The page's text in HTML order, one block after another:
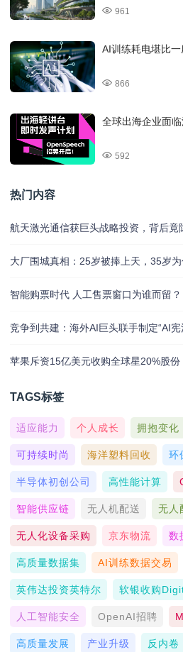
961
AI训练耗电堪比
866
全球出海企业面
592
热门内容
航天激光通信获巨头战略投资，背后竟
大厂围城真相：25岁被捧上天，35岁
智能购票时代 人工售票窗口为谁而留？
竞争到共建：海外AI巨头联手制定“AI宪
苹果斥资15亿美元收购全球星20%股
TAGS标签
适应能力 个人成长 拥抱变化
可持续时尚 海洋塑料回收 环
半导体初创公司 高性能计算
智能供应链 无人机配送 无人
无人化设备采购 京东物流 数
高质量数据集 AI训练数据交易
英伟达投资英特尔 软银收购
人工智能安全 OpenAI招聘
高质量发展 产业升级 反内卷